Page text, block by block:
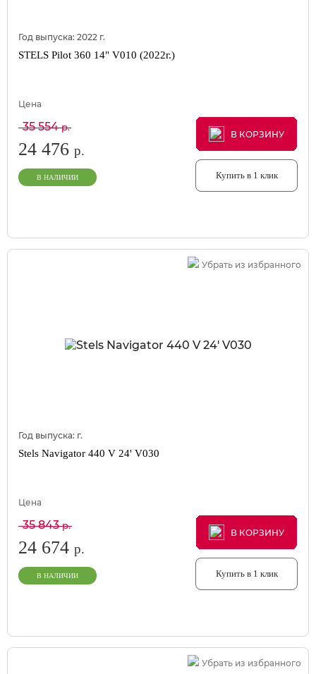
Год выпуска: 2022 г.
STELS Pilot 360 14" V010 (2022г.)
Цена
35 554р.
24 476 р.
В НАЛИЧИИ
В КОРЗИНУ
В КОРЗИНУ
В КОРЗИНУ
Купить в 1 клик
Убрать из избранного
Год выпуска: г.
Stels Navigator 440 V 24' V030
Цена
35 843р.
24 674 р.
В НАЛИЧИИ
В КОРЗИНУ
В КОРЗИНУ
В КОРЗИНУ
Купить в 1 клик
Убрать из избранного